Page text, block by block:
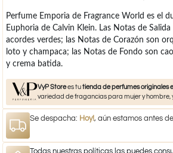
Perfume Emporia de Fragrance World es el
Euphoria de Calvin Klein. Las Notas de
acordes verdes; las Notas de Corazón son
loto y champaca; las Notas de Fondo son
y crema batida.
VyP Storees tutienda de perfumes originales
variedad de fragancias para mujer y hombre,
Se despacha: Hoy!, aún estamos antes
Todas nuestras políticas las puedes